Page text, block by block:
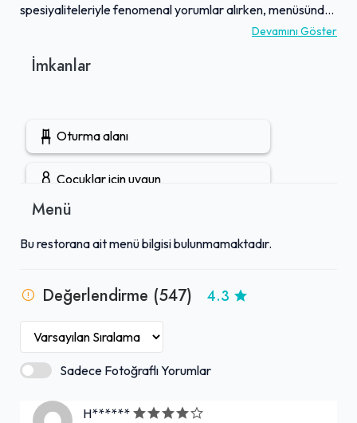
spesiyaliteleriyle fenomenal yorumlar alırken, menüsünde
fırında pişen lahmacunlar ve çeşitli pizzalar da
komşular arasında ünlü olan pide ve lahmacunları, bazen
keyifli kılmaktadır. İşletme, geniş otoparkı, tekerlekli
sandalye erişimine uygun yapısı ve düzenli olarak
temizlenen tuvaletleriyle konfor sunmaktadır; içerideki
Devamını Göster
İmkanlar
Oturma alanı
Çocuklar için uygun
Açık hava oturma alanı
Rezervasyon yapılabilir
Menü
Bu restorana ait menü bilgisi bulunmamaktadır.
Değerlendirme (547) 4.3
Sadece Fotoğraflı Yorumlar
H******